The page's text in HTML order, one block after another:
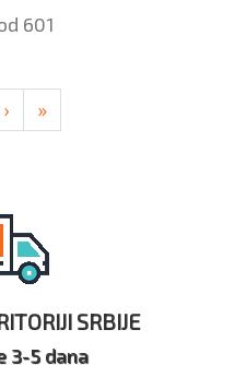
601
› »
SRBIJE
3-5 dana